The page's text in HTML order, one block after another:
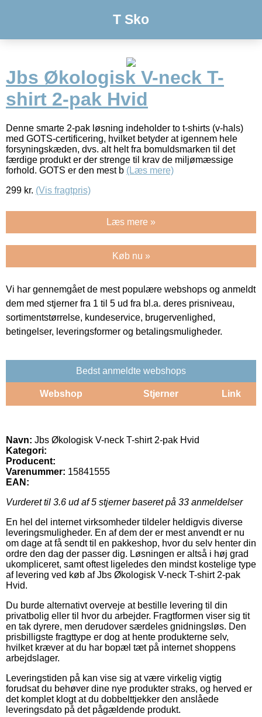
T Sko
Jbs Økologisk V-neck T-
shirt 2-pak Hvid
Denne smarte 2-pak løsning indeholder to t-shirts (v-hals)
med GOTS-certificering, hvilket betyder at igennem hele
forsyningskæden, dvs. alt helt fra bomuldsmarken til det
færdige produkt er der strenge til krav de miljømæssige
forhold. GOTS er den mest b (Læs mere)
299 kr. (Vis fragtpris)
Læs mere »
Køb nu »
Vi har gennemgået de mest populære webshops og anmeldt
dem med stjerner fra 1 til 5 ud fra bl.a. deres prisniveau,
sortimentstørrelse, kundeservice, brugervenlighed,
betingelser, leveringsformer og betalingsmuligheder.
Bedst anmeldte webshops
Webshop Stjerner Link
Navn: Jbs Økologisk V-neck T-shirt 2-pak Hvid
Kategori:
Producent:
Varenummer: 15841555
EAN:
Vurderet til 3.6 ud af 5 stjerner baseret på 33 anmeldelser
En hel del internet virksomheder tildeler heldigvis diverse
leveringsmuligheder. En af dem der er mest anvendt er nu
om dage at få sendt til en pakkeshop, hvor du selv henter din
ordre den dag der passer dig. Løsningen er altså i høj grad
ukompliceret, samt oftest ligeledes den mindst kostelige type
af levering ved køb af Jbs Økologisk V-neck T-shirt 2-pak
Hvid.
Du burde alternativt overveje at bestille levering til din
privatbolig eller til hvor du arbejder. Fragtformen viser sig tit
en tak dyrere, men derudover særdeles gnidningsløs. Den
prisbilligste fragttype er dog at hente produkterne selv,
hvilket kræver at du har bopæl tæt på internet shoppens
arbejdslager.
Leveringstiden på kan vise sig at være virkelig vigtig
forudsat du behøver dine nye produkter straks, og herved er
det komplet klogt at du dobbelttjekker den anslåede
leveringsdato på det pågældende produkt.